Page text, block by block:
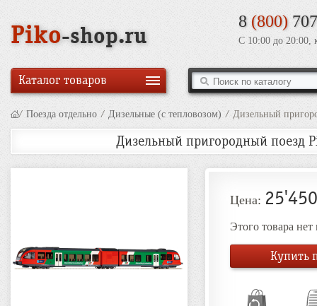
Piko-shop.ru
8 (800)
С 10:00 до 20:00,
Каталог товаров
/ Поезда отдельно / Дизельные (с тепловозом) / Дизельный
Дизельный пригородный поезд
Цена:
Этого товара
Купить